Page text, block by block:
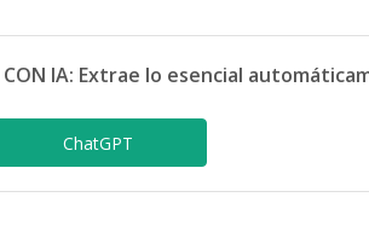
CON IA: Extrae lo esencial
ChatGPT